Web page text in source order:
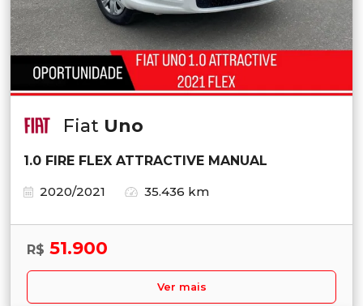
Fiat Uno
1.0 FIRE FLEX ATTRACTIVE MANUAL
2020/2021
35.436 km
R$ 51.900
Ver mais